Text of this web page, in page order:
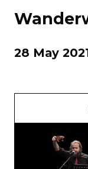
28 May